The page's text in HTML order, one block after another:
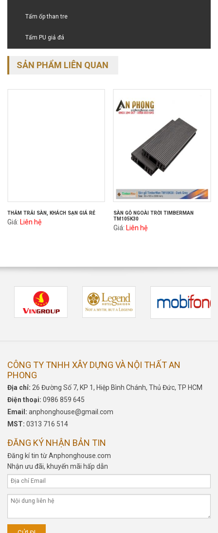
Tấm ốp than tre
Tấm PU giả đá
SẢN PHẨM LIÊN QUAN
THẢM TRẢI SÀN, KHÁCH SẠN GIÁ RẺ
Giá: Liên hệ
SÀN GỖ NGOÀI TRỜI TIMBERMAN
TM105K30
Giá: Liên hệ
CÔNG TY TNHH XÂY DỰNG VÀ NỘI THẤT AN
PHONG
Địa chỉ: 26 Đường Số 7, KP 1, Hiệp Bình Chánh, Thủ Đức, TP HCM
Điện thoại: 0986 859 645
Email: anphonghouse@gmail.com
MST: 0313 716 514
ĐĂNG KÝ NHẬN BẢN TIN
Đăng kí tin từ Anphonghouse.com
Nhận ưu đãi, khuyến mãi hấp dẫn